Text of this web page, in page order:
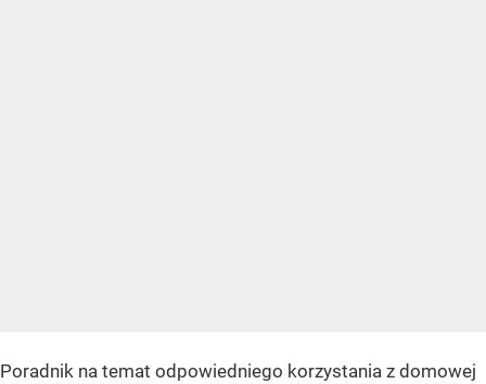
Poradnik na temat odpowiedniego korzystania z domowej